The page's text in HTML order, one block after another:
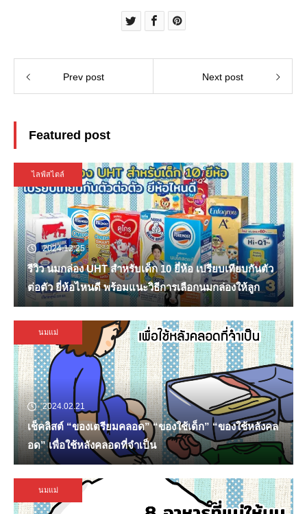
Prev post Next post
Featured post
ไลฟ์สไตล์
2024.12.25
รีวิว นมกล่อง UHT สำหรับเด็ก 10 ยี่ห้อ เปรียบเทียบกันตัว
ต่อตัว ยี่ห้อไหนดี พร้อมแนะวิธีการเลือกนมกล่องให้ลูก
นมแม่
2024.02.21
เช็คลิสต์ “ของเตรียมคลอด” “ของใช้เด็ก” “ของใช้หลังคล
อด” เพื่อใช้หลังคลอดที่จำเป็น
นมแม่